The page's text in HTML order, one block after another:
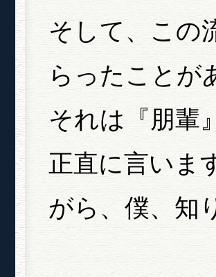
そして、この
らったことが
それは『朋輩
正直に言いま
がら、僕、知